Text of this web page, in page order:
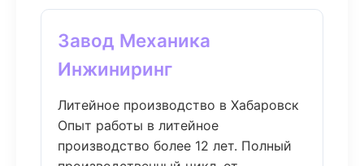
Завод Механика
Инжиниринг
Литейное производство в Хабаровск
Опыт работы в литейное
производство более 12 лет. Полный